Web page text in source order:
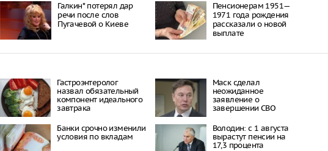
Звезда реалити-шоу поужинала с
кошкой из одной миски, вызвав
отвращение у зрителей
"Автостат": объем
каналы в июле увеличился в 1,6
раза
16:13
Галкин* потерял дар
речи после слов
Пугачевой о Киеве
Пенсионерам 1951—
1971 года рождения
рассказали о новой
выплате
Гастроэнтеролог
назвал обязательный
компонент идеального
завтрака
Маск сделал
неожиданное
заявление о
завершении СВО
Банки срочно изменили
условия по вкладам
Володин: с 1 августа
вырастут пенсии на
17,3 процента